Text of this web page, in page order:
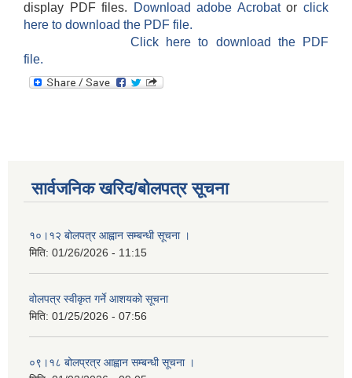
display PDF files.
Download adobe Acrobatorclick
here to download the PDF file.
Click here to download the PDF
file.
सार्वजनिक खरिद/बोलपत्र सूचना
१०।१२ बोलपत्र आह्वान सम्बन्धी सूचना ।
मिति: 01/26/2026 - 11:15
वोलपत्र स्वीकृत गर्ने आशयको सूचना
मिति: 01/25/2026 - 07:56
०९।१८ बोलप्रत्र आह्वान सम्बन्धी सूचना ।